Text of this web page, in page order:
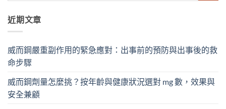
近期文章
威而鋼嚴重副作用的緊急應對：出事前的預防與出事後的救
命步驟
威而鋼劑量怎麼挑？按年齡與健康狀況選對 mg 數，效果與
安全兼顧